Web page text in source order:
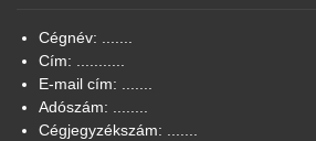
Cégnév: .......
Cím: ...........
E-mail cím: .......
Adószám: ........
Cégjegyzékszám: .......